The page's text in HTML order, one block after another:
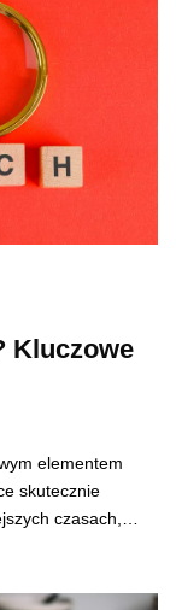
Kluczowe
elementem
skutecznie
czasach,…